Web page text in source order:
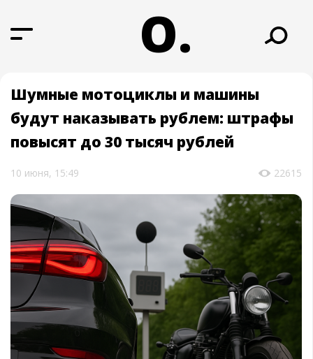
О.
Шумные мотоциклы и машины
будут наказывать рублем: штрафы
повысят до 30 тысяч рублей
10 июня, 15:49 22615